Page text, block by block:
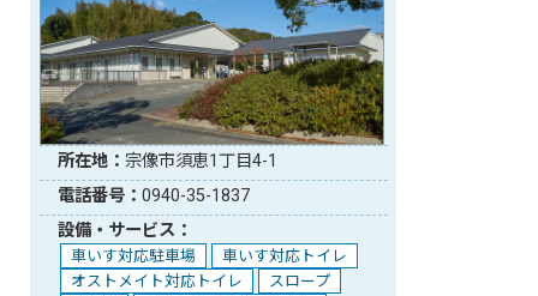
所在地：宗像市須恵1丁目4-1
電話番号：0940-35-1837
設備・サービス：
車いす対応駐車場
車いす対応トイレ
オストメイト対応トイレ
スロープ